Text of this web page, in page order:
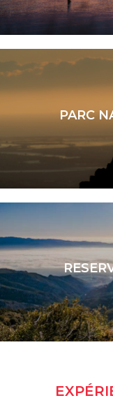
PARC